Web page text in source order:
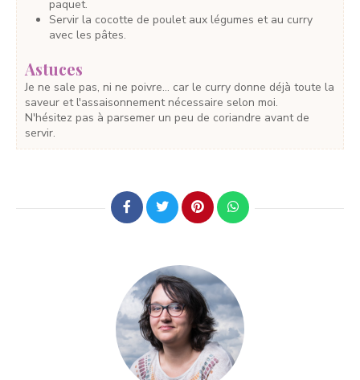
paquet.
Servir la cocotte de poulet aux légumes et au curry
avec les pâtes.
Astuces
Je ne sale pas, ni ne poivre... car le curry donne déjà toute la
saveur et l'assaisonnement nécessaire selon moi.
N'hésitez pas à parsemer un peu de coriandre avant de
servir.